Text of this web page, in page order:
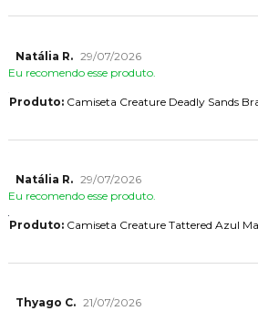
Natália R. 29/07/2026
Eu recomendo esse produto.
Produto:Camiseta Creature Deadly Sands
Natália R. 29/07/2026
Eu recomendo esse produto.
Produto:Camiseta Creature Tattered Azul
Thyago C. 21/07/2026